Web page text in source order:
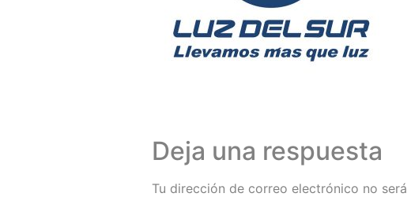
Deja una respuesta
Tu dirección de correo electrónico no será